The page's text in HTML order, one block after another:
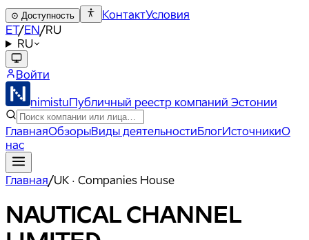
⊙ Доступность КонтактУсловия
ET/EN/RU
RU
Войти
nimistuПубличный реестр компаний Эстонии
ГлавнаяОбзорыВиды деятельностиБлогИсточникиО
нас
Главная/UK · Companies House
NAUTICAL CHANNEL